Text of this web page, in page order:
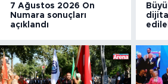
7 Ağustos 2026 On
Numara sonuçları
açıklandı